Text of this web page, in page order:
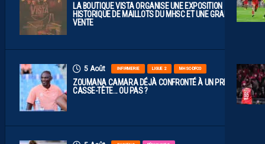
LA BOUTIQUE VISTA ORGANISE UNE EXPOSITION
HISTORIQUE DE MAILLOTS DU MHSC ET UNE GRANDE
VENTE
5 Août INFIRMERIE LIGUE 2 MHSC-DFCO
ZOUMANA CAMARA DÉJÀ CONFRONTÉ À UN PREMIER
CASSE-TÊTE… OU PAS ?